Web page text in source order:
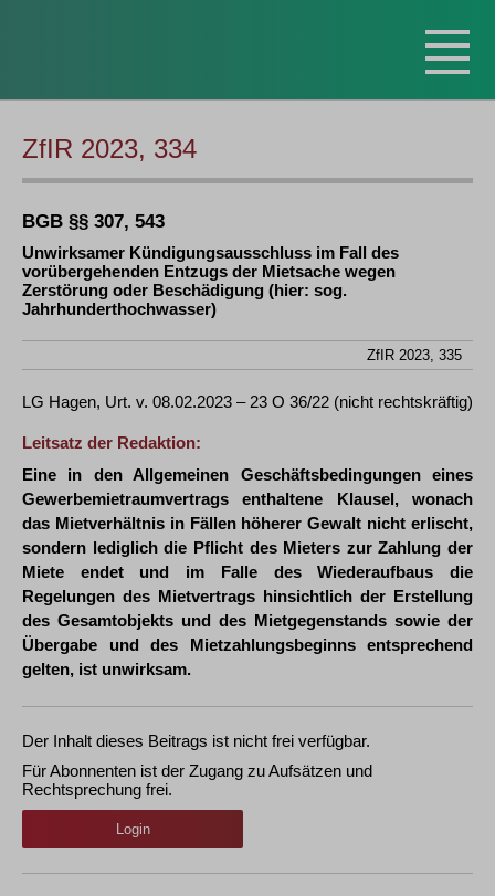
ZfIR 2023, 334
BGB §§ 307, 543
Unwirksamer Kündigungsausschluss im Fall des
vorübergehenden Entzugs der Mietsache wegen
Zerstörung oder Beschädigung (hier: sog.
Jahrhunderthochwasser)
ZfIR 2023, 335
LG Hagen, Urt. v. 08.02.2023 – 23 O 36/22 (nicht rechtskräftig)
Leitsatz der Redaktion:
Eine in den Allgemeinen Geschäftsbedingungen eines
Gewerbemietraumvertrags enthaltene Klausel, wonach
das Mietverhältnis in Fällen höherer Gewalt nicht erlischt,
sondern lediglich die Pflicht des Mieters zur Zahlung der
Miete endet und im Falle des Wiederaufbaus die
Regelungen des Mietvertrags hinsichtlich der Erstellung
des Gesamtobjekts und des Mietgegenstands sowie der
Übergabe und des Mietzahlungsbeginns entsprechend
gelten, ist unwirksam.
Der Inhalt dieses Beitrags ist nicht frei verfügbar.
Für Abonnenten ist der Zugang zu Aufsätzen und
Rechtsprechung frei.
Login